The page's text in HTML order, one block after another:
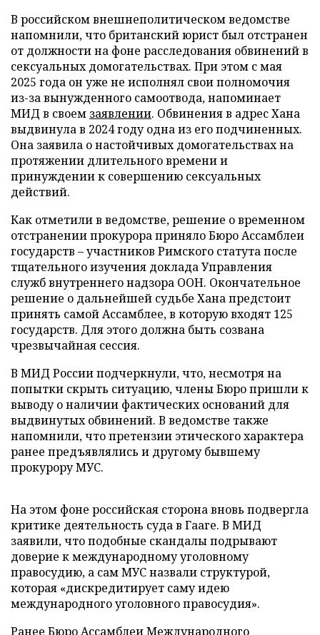
В российском внешнеполитическом ведомстве
напомнили, что британский юрист был отстранен
от должности на фоне расследования обвинений в
сексуальных домогательствах. При этом с мая
2025 года он уже не исполнял свои полномочия
из-за вынужденного самоотвода, напоминает
МИД в своем заявлении. Обвинения в адрес Хана
выдвинула в 2024 году одна из его подчиненных.
Она заявила о настойчивых домогательствах на
протяжении длительного времени и
принуждении к совершению сексуальных
действий.
Как отметили в ведомстве, решение о временном
отстранении прокурора приняло Бюро Ассамблеи
государств – участников Римского статута после
тщательного изучения доклада Управления
служб внутреннего надзора ООН. Окончательное
решение о дальнейшей судьбе Хана предстоит
принять самой Ассамблее, в которую входят 125
государств. Для этого должна быть созвана
чрезвычайная сессия.
В МИД России подчеркнули, что, несмотря на
попытки скрыть ситуацию, члены Бюро пришли к
выводу о наличии фактических оснований для
выдвинутых обвинений. В ведомстве также
напомнили, что претензии этического характера
ранее предъявлялись и другому бывшему
прокурору МУС.
На этом фоне российская сторона вновь подвергла
критике деятельность суда в Гааге. В МИД
заявили, что подобные скандалы подрывают
доверие к международному уголовному
правосудию, а сам МУС назвали структурой,
которая «дискредитирует саму идею
международного уголовного правосудия».
Ранее Бюро Ассамблеи Международного